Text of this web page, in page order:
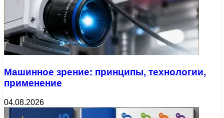
Машинное зрение: принципы, технологии,
применение
04.08.2026